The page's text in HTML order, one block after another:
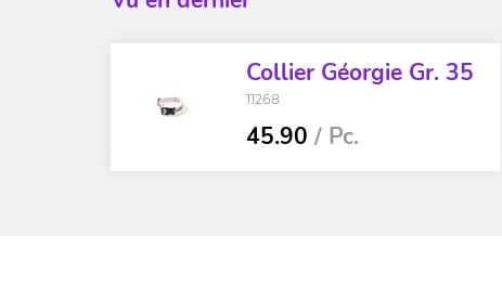
Collier Géorgie Gr. 35
11268
45.90 / Pc.